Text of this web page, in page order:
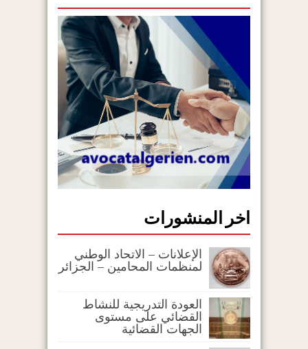
اخر المنشورات
الإعلانات – الاتحاد الوطني
لمنظمات المحامين – الجزائر
العودة التدريجية للنشاط
القضائي على مستوى
الجهات القضائية